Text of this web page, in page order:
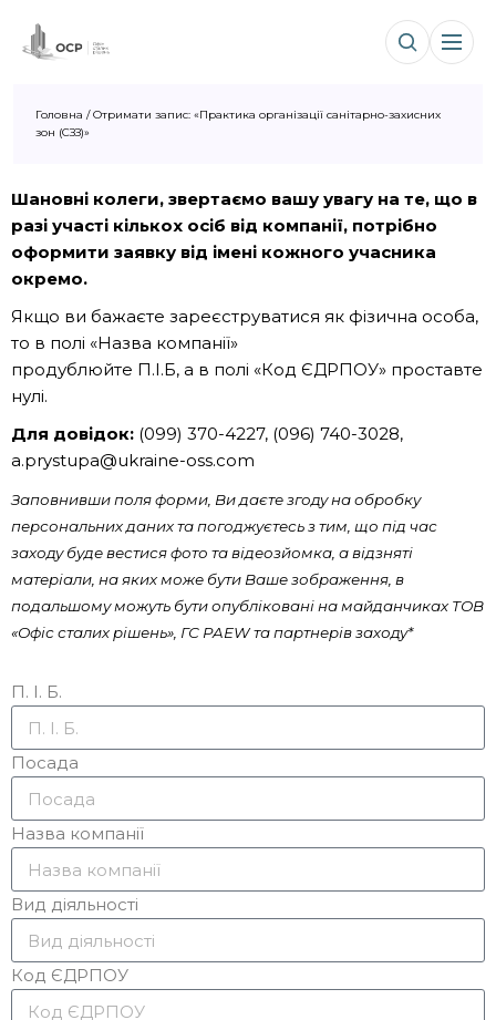
Головна /Отримати запис: «Практика організації санітарно-захисних
зон (СЗЗ)»
Шановні колеги, звертаємо вашу увагу на те, що в
разі участі кількох осіб від компанії, потрібно
оформити заявку від імені кожного учасника
окремо.
Якщо ви бажаєте зареєструватися як фізична особа,
то в полі «Назва компанії»
продублюйте П.І.Б, а в полі «Код ЄДРПОУ» проставте
нулі.
Для довідок: (099) 370-4227, (096) 740-3028,
a.prystupa@ukraine-oss.com
Заповнивши поля форми, Ви даєте згоду на обробку
персональних даних та погоджуєтесь з тим, що під час
заходу буде вестися фото та відеозйомка, а відзняті
матеріали, на яких може бути Ваше зображення, в
подальшому можуть бути опубліковані на майданчиках ТОВ
«Офіс сталих рішень», ГС PAEW та партнерів заходу*
П. І. Б.
Посада
Назва компанії
Вид діяльності
Код ЄДРПОУ